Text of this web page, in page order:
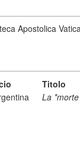
Apostolica
Titolo
La